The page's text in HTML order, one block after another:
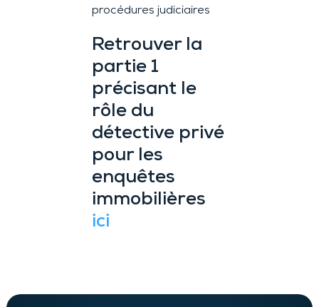
procédures judiciaires
Retrouver la
partie 1
précisant le
rôle du
détective privé
pour les
enquêtes
immobilières
ici